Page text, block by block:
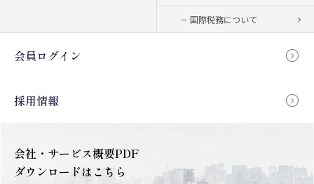
国際税務について
会員ログイン
採用情報
会社・サービス概要PDF
ダウンロードはこちら